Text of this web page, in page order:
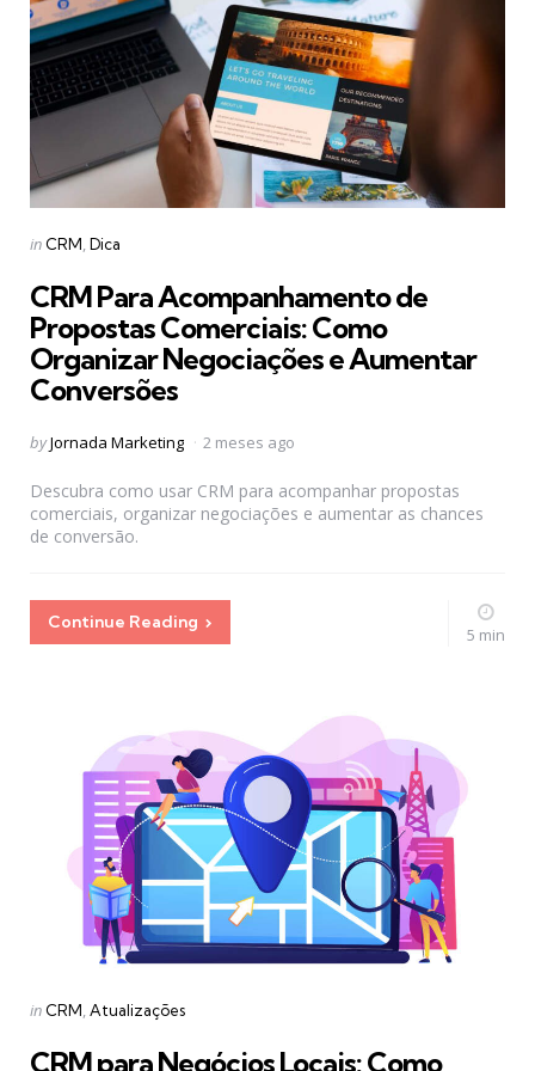
Categories
Posted
in CRM Dica
CRM Para Acompanhamento de
Propostas Comerciais: Como
Organizar Negociações e Aumentar
Conversões
Posted
byJornada Marketing 2 meses ago
Descubra como usar CRM para acompanhar propostas
comerciais, organizar negociações e aumentar as chances
de conversão.
Continue Reading
5 min
Categories
Posted
in CRM Atualizações
CRM para Negócios Locais: Como